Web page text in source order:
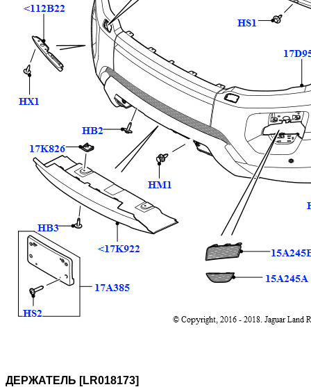
ДЕРЖАТЕЛЬ [LR018173]